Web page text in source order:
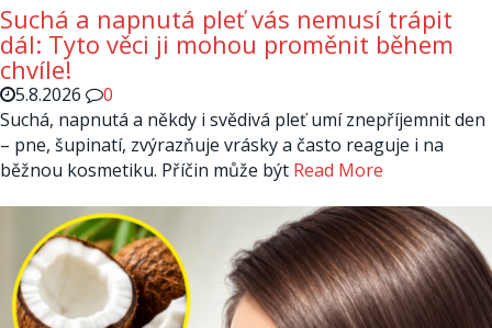
Suchá a napnutá pleť vás nemusí trápit
dál: Tyto věci ji mohou proměnit během
chvíle!
5.8.2026
0
Suchá, napnutá a někdy i svědivá pleť umí znepříjemnit den
– pne, šupinatí, zvýrazňuje vrásky a často reaguje i na
běžnou kosmetiku. Příčin může být Read More